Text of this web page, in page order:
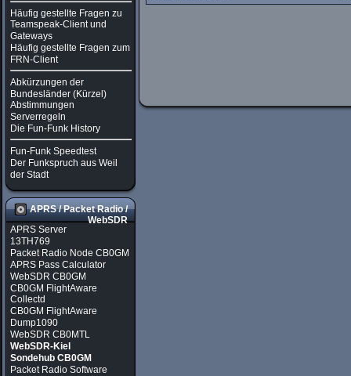
Häufig gestellte Fragen zu
Teamspeak-Client und
Gateways
Häufig gestellte Fragen zum
FRN-Client
Abkürzungen der
Bundesländer (Kürzel)
Abstimmungen
Serverregeln
Die Fun-Funk History
Fun-Funk Speedtest
Der Funkspruch aus Weil
der Stadt
APRS / Packet Radio /
WebSDR
APRS Server
13TH769
Packet Radio Node CB0GM
APRS Pass Calculator
WebSDR CB0GM
CB0GM FlightAware
Collectd
CB0GM FlightAware
Dump1090
WebSDR CB0MTL
WebSDR-Kiel
Sondehub CB0GM
Packet Radio Software